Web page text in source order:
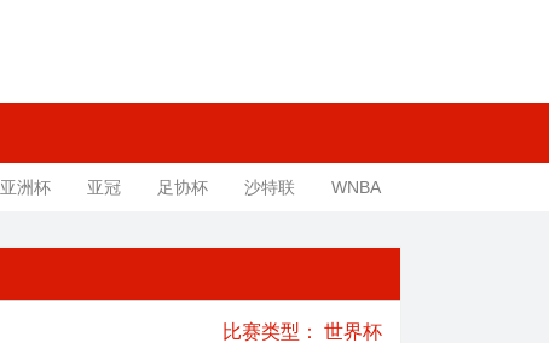
亚洲杯 亚冠 足协杯 沙特联 WNBA
比赛类型： 世界杯